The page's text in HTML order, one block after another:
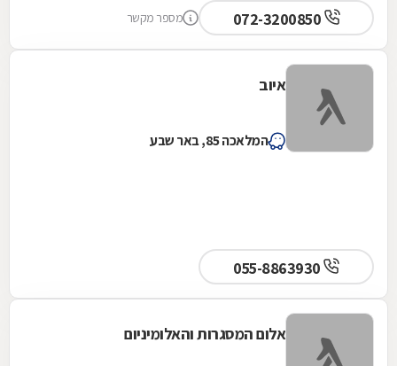
מספר מקשר
איוב
המלאכה 85, באר שבע
אלום המסגרות והאלומיניום